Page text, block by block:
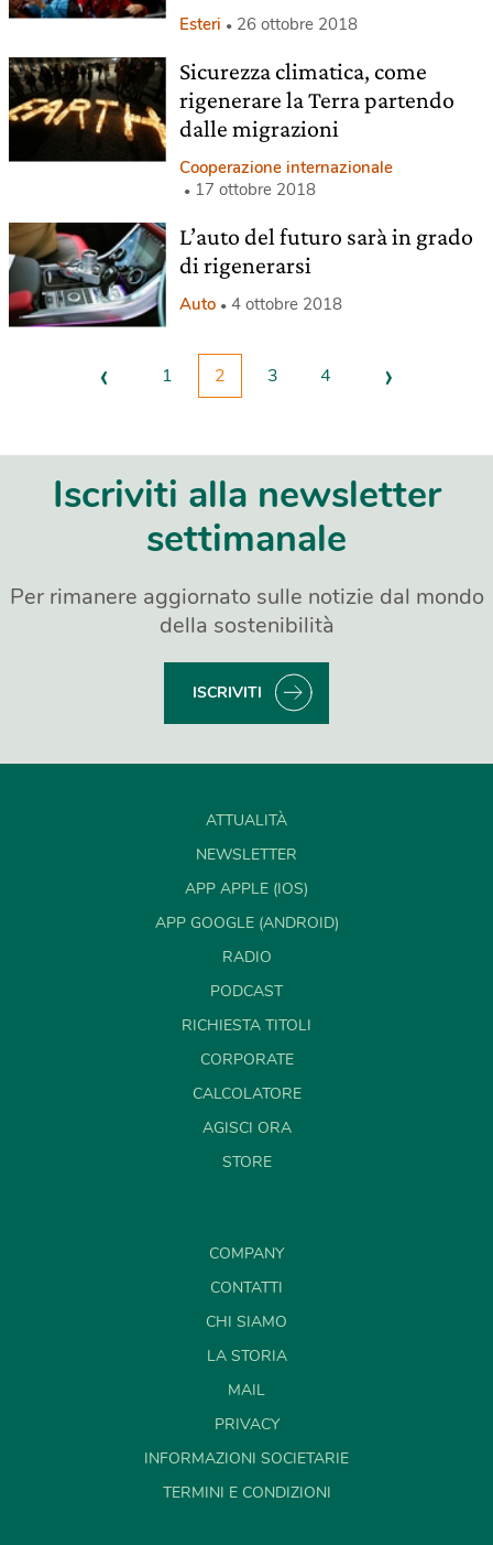
Esteri 26 ottobre 2018
Sicurezza climatica, come
rigenerare la Terra partendo
dalle migrazioni
Cooperazione internazionale
17 ottobre 2018
L’auto del futuro sarà in grado
di rigenerarsi
Auto 4 ottobre 2018
‹ 1 2 3 4 ›
Iscriviti alla newsletter
settimanale
Per rimanere aggiornato sulle notizie dal mondo
della sostenibilità
ISCRIVITI
ATTUALITÀ
NEWSLETTER
APP APPLE (IOS)
APP GOOGLE (ANDROID)
RADIO
PODCAST
RICHIESTA TITOLI
CORPORATE
CALCOLATORE
AGISCI ORA
STORE
COMPANY
CONTATTI
CHI SIAMO
LA STORIA
MAIL
PRIVACY
INFORMAZIONI SOCIETARIE
TERMINI E CONDIZIONI